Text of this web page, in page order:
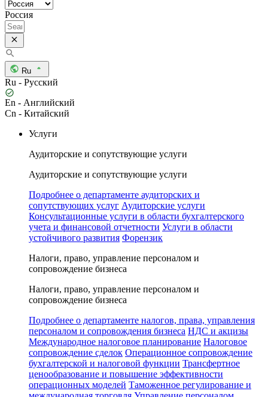
Россия
Ru
Ru - Русский
En - Английский
Cn - Китайский
Услуги
Аудиторские и сопутствующие услуги
Аудиторские и сопутствующие услуги
Подробнее о департаменте аудиторских и
сопутствующих услуг Аудиторские услуги
Консультационные услуги в области бухгалтерского
учета и финансовой отчетности Услуги в области
устойчивого развития Форензик
Налоги, право, управление персоналом и
сопровождение бизнеса
Налоги, право, управление персоналом и
сопровождение бизнеса
Подробнее о департаменте налогов, права, управления
персоналом и сопровождения бизнеса НДС и акцизы
Международное налоговое планирование Налоговое
сопровождение сделок Операционное сопровождение
бухгалтерской и налоговой функции Трансфертное
ценообразование и повышение эффективности
операционных моделей Таможенное регулирование и